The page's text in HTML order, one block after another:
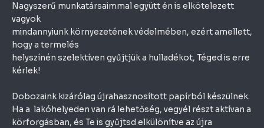
Nagyszerű munkatársaimmal együtt én is elkötelezett
vagyok
mindannyiunk környezetének védelmében, ezért amellett,
hogy a termelés
helyszínén szelektíven gyűjtjük a hulladékot, Téged is erre
kérlek!
Dobozaink kizárólag újrahasznosított papírból készülnek.
Ha a lakóhelyeden van rá lehetőség, vegyél részt aktívan a
körforgásban, és Te is gyűjtsd elkülönítve az újra